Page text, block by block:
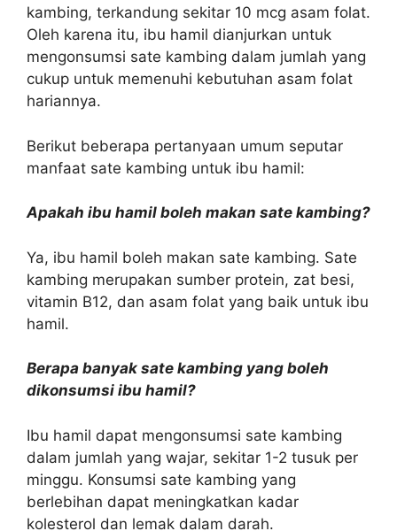
kambing, terkandung sekitar 10 mcg asam folat.
Oleh karena itu, ibu hamil dianjurkan untuk
mengonsumsi sate kambing dalam jumlah yang
cukup untuk memenuhi kebutuhan asam folat
hariannya.
Berikut beberapa pertanyaan umum seputar
manfaat sate kambing untuk ibu hamil:
Apakah ibu hamil boleh makan sate kambing?
Ya, ibu hamil boleh makan sate kambing. Sate
kambing merupakan sumber protein, zat besi,
vitamin B12, dan asam folat yang baik untuk ibu
hamil.
Berapa banyak sate kambing yang boleh
dikonsumsi ibu hamil?
Ibu hamil dapat mengonsumsi sate kambing
dalam jumlah yang wajar, sekitar 1-2 tusuk per
minggu. Konsumsi sate kambing yang
berlebihan dapat meningkatkan kadar
kolesterol dan lemak dalam darah.